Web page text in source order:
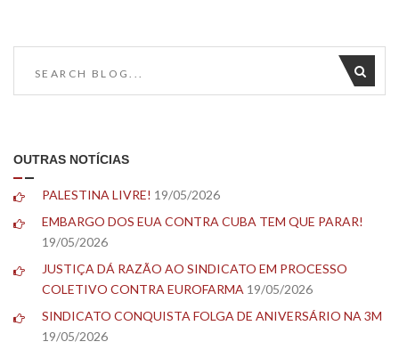
OUTRAS NOTÍCIAS
PALESTINA LIVRE! 19/05/2026
EMBARGO DOS EUA CONTRA CUBA TEM QUE PARAR!
19/05/2026
JUSTIÇA DÁ RAZÃO AO SINDICATO EM PROCESSO
COLETIVO CONTRA EUROFARMA 19/05/2026
SINDICATO CONQUISTA FOLGA DE ANIVERSÁRIO NA 3M
19/05/2026